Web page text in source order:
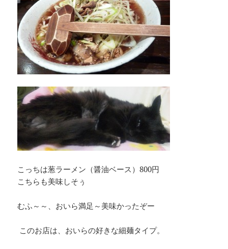
こっちは葱ラーメン（醤油ベース）800円
こちらも美味しそぅ
むふ～～、おいら満足～美味かったぞー
このお店は、おいらの好きな細麺タイプ。